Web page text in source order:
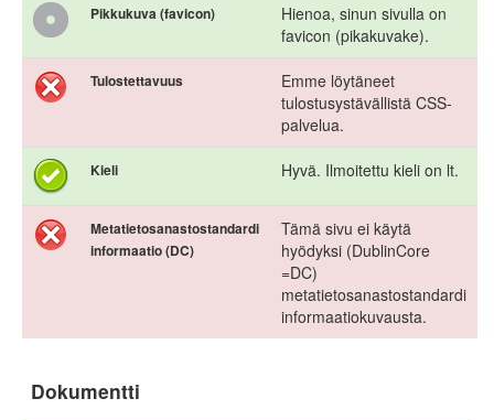
Pikkukuva (favicon)
Hienoa, sinun sivulla on
favicon (pikakuvake).
Tulostettavuus
Emme löytäneet
tulostusystävällistä CSS-
palvelua.
Kieli Hyvä. Ilmoitettu kieli on lt.
Metatietosanastostandardi
informaatio (DC)
Tämä sivu ei käytä
hyödyksi (DublinCore
=DC)
metatietosanastostandardi
informaatiokuvausta.
Dokumentti